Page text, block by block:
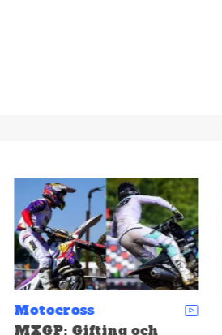
Motocross
MXGP: Gifting och